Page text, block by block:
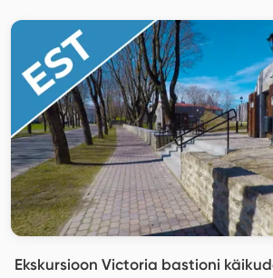
Ekskursioon Victoria bastioni